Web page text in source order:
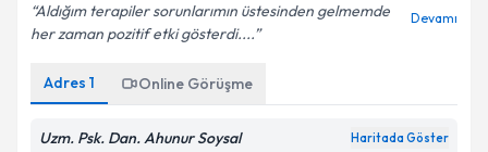
Aldığım terapiler sorunlarımın üstesinden gelmemde
her zaman pozitif etki gösterdi....
Devamı
Adres 1 Online Görüşme
Uzm. Psk. Dan. Ahunur Soysal Haritada Göster